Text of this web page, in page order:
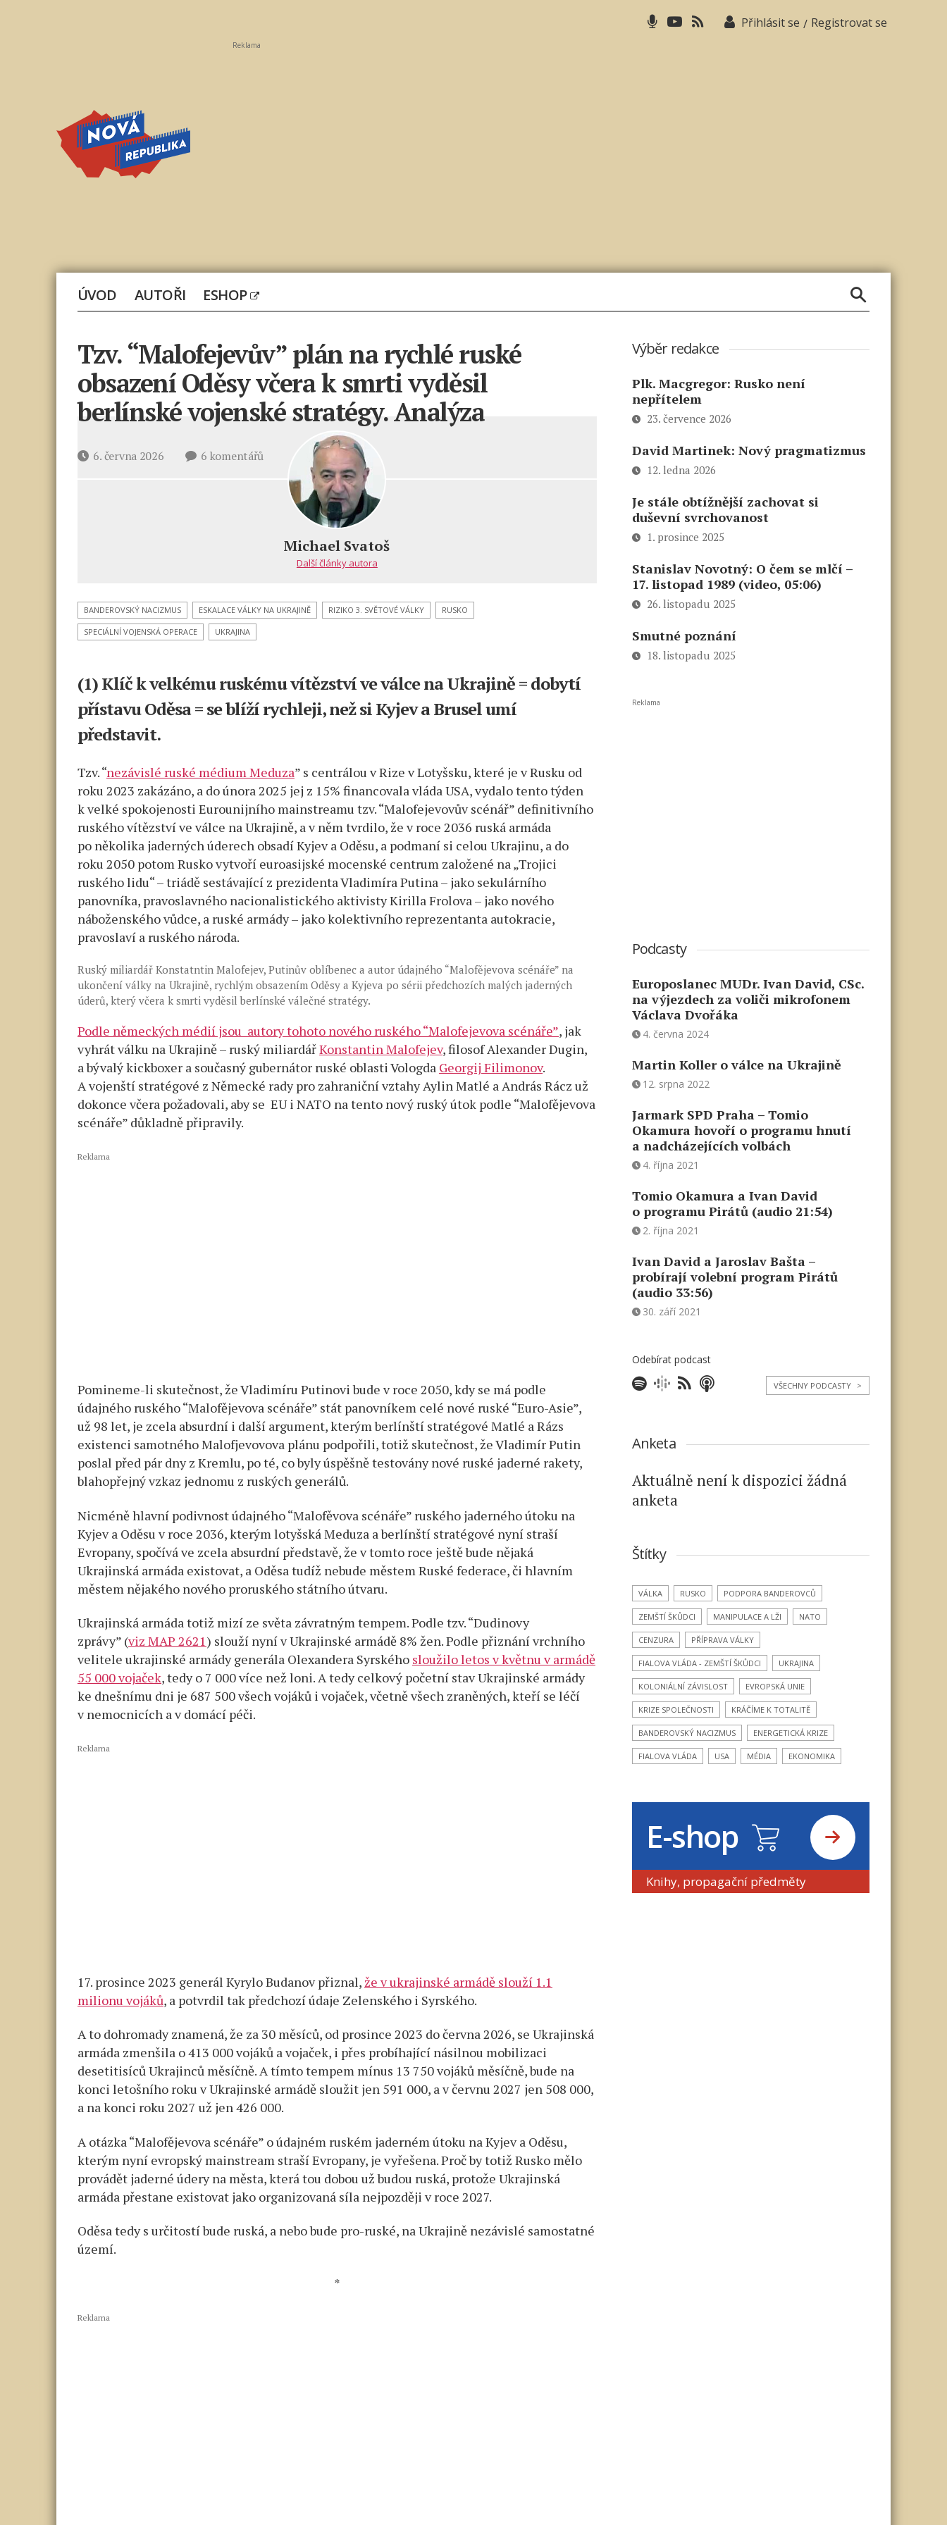
Přihlásit se / Registrovat se
Reklama
ÚVOD AUTOŘI ESHOP
Tzv. “Malofejevův” plán na rychlé ruské
obsazení Oděsy včera k smrti vyděsil
berlínské vojenské stratégy. Analýza
Datum6. června 2026 6 komentářů
názvem
“Malofejevův”
ruské
vyděsil
berlínské
Michael Svatoš
Další články autora
BANDEROVSKÝ NACIZMUS ESKALACE VÁLKY NA UKRAJINĚ RIZIKO 3. SVĚTOVÉ VÁLKY RUSKO
SPECIÁLNÍ VOJENSKÁ OPERACE UKRAJINA
(1) Klíč k velkému ruskému vítězství ve válce na Ukrajině = dobytí
přístavu Oděsa = se blíží rychleji, než si Kyjev a Brusel umí
představit.
Tzv. “nezávislé ruské médium Meduza” s centrálou v Rize v Lotyšsku, které je v Rusku od
roku 2023 zakázáno, a do února 2025 jej z 15% financovala vláda USA, vydalo tento týden
k velké spokojenosti Eurounijního mainstreamu tzv. “Malofejevovův scénář” definitivního
ruského vítězství ve válce na Ukrajině, a v něm tvrdilo, že v roce 2036 ruská armáda
po několika jaderných úderech obsadí Kyjev a Oděsu, a podmaní si celou Ukrajinu, a do
roku 2050 potom Rusko vytvoří euroasijské mocenské centrum založené na „Trojici
ruského lidu“ – triádě sestávající z prezidenta Vladimíra Putina – jako sekulárního
panovníka, pravoslavného nacionalistického aktivisty Kirilla Frolova – jako nového
náboženského vůdce, a ruské armády – jako kolektivního reprezentanta autokracie,
pravoslaví a ruského národa.
Ruský miliardář Konstatntin Malofejev, Putinův oblíbenec a autor údajného “Malofějevova scénáře” na
ukončení války na Ukrajině, rychlým obsazením Oděsy a Kyjeva po sérii předchozích malých jaderných
úderů, který včera k smrti vyděsil berlínské válečné stratégy.
Podle německých médií jsou autory tohoto nového ruského “Malofejevova scénáře”, jak
vyhrát válku na Ukrajině – ruský miliardářKonstantin Malofejev, filosof Alexander Dugin,
a bývalý kickboxer a současný gubernátor ruské oblasti Vologda Georgij Filimonov.
A vojenští stratégové z Německé rady pro zahraniční vztahy Aylin Matlé a András Rácz už
dokonce včera požadovali, aby se EU i NATO na tento nový ruský útok podle “Malofějevova
scénáře” důkladně připravily.
Reklama
Pomineme-li skutečnost, že Vladimíru Putinovi bude v roce 2050, kdy se má podle
údajného ruského “Malofějevova scénáře” stát panovníkem celé nové ruské “Euro-Asie”,
už 98 let, je zcela absurdní i další argument, kterým berlínští stratégové Matlé a Rázs
existenci samotného Malofjevovova plánu podpořili, totiž skutečnost, že Vladimír Putin
poslal před pár dny z Kremlu, po té, co byly úspěšně testovány nové ruské jaderné rakety,
blahopřejný vzkaz jednomu z ruských generálů.
Nicméně hlavní podivnost údajného “Malofěvova scénáře” ruského jaderného útoku na
Kyjev a Oděsu v roce 2036, kterým lotyšská Meduza a berlínští stratégové nyní straší
Evropany, spočívá ve zcela absurdní představě, že v tomto roce ještě bude nějaká
Ukrajinská armáda existovat, a Oděsa tudíž nebude městem Ruské federace, či hlavním
městem nějakého nového proruského státního útvaru.
Ukrajinská armáda totiž mizí ze světa závratným tempem. Podle tzv. “Dudinovy
zprávy” (viz MAP 2621) slouží nyní v Ukrajinské armádě 8% žen. Podle přiznání vrchního
velitele ukrajinské armády generála Olexandera Syrského sloužilo letos v květnu v armádě
55 000 vojaček, tedy o 7 000 více než loni. A tedy celkový početní stav Ukrajinské armády
ke dnešnímu dni je 687 500 všech vojáků i vojaček, včetně všech zraněných, kteří se léčí
v nemocnicích a v domácí péči.
Reklama
17. prosince 2023 generál Kyrylo Budanov přiznal, že v ukrajinské armádě slouží 1.1
milionu vojáků, a potvrdil tak předchozí údaje Zelenského i Syrského.
A to dohromady znamená, že za 30 měsíců, od prosince 2023 do června 2026, se Ukrajinská
armáda zmenšila o 413 000 vojáků a vojaček, i přes probíhající násilnou mobilizaci
desetitisíců Ukrajinců měsíčně. A tímto tempem mínus 13 750 vojáků měsíčně, bude na
konci letošního roku v Ukrajinské armádě sloužit jen 591 000, a v červnu 2027 jen 508 000,
a na konci roku 2027 už jen 426 000.
A otázka “Malofějevova scénáře” o údajném ruském jaderném útoku na Kyjev a Oděsu,
kterým nyní evropský mainstream straší Evropany, je vyřešena. Proč by totiž Rusko mělo
provádět jaderné údery na města, která tou dobou už budou ruská, protože Ukrajinská
armáda přestane existovat jako organizovaná síla nejpozději v roce 2027.
Oděsa tedy s určitostí bude ruská, a nebo bude pro-ruské, na Ukrajině nezávislé samostatné
území.
*
Reklama
Výběr redakce
Plk. Macgregor: Rusko není
nepřítelem
23. července 2026
David Martinek: Nový pragmatizmus
12. ledna 2026
Je stále obtížnější zachovat si
duševní svrchovanost
1. prosince 2025
Stanislav Novotný: O čem se mlčí –
17. listopad 1989 (video, 05:06)
26. listopadu 2025
Smutné poznání
18. listopadu 2025
Reklama
Podcasty
Europoslanec MUDr. Ivan David, CSc.
na výjezdech za voliči mikrofonem
Václava Dvořáka
4. června 2024
Martin Koller o válce na Ukrajině
12. srpna 2022
Jarmark SPD Praha – Tomio
Okamura hovoří o programu hnutí
a nadcházejících volbách
4. října 2021
Tomio Okamura a Ivan David
o programu Pirátů (audio 21:54)
2. října 2021
Ivan David a Jaroslav Bašta –
probírají volební program Pirátů
(audio 33:56)
30. září 2021
Odebírat podcast
VŠECHNY PODCASTY >
Anketa
Aktuálně není k dispozici žádná
anketa
Štítky
VÁLKA RUSKO PODPORA BANDEROVCŮ
ZEMŠTÍ ŠKŮDCI MANIPULACE A LŽI NATO
CENZURA PŘÍPRAVA VÁLKY
FIALOVA VLÁDA - ZEMŠTÍ ŠKŮDCI UKRAJINA
KOLONIÁLNÍ ZÁVISLOST EVROPSKÁ UNIE
KRIZE SPOLEČNOSTI KRÁČÍME K TOTALITĚ
BANDEROVSKÝ NACIZMUS ENERGETICKÁ KRIZE
FIALOVA VLÁDA USA MÉDIA EKONOMIKA
E-shop
Knihy, propagační předměty